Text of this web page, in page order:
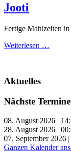
Jooti
Fertige Mahlzeiten
Weiterlesen …
Aktuelles
Nächste Termine
08. August 2026 |
28. August 2026 |
07. September 2026
Ganzen Kalender